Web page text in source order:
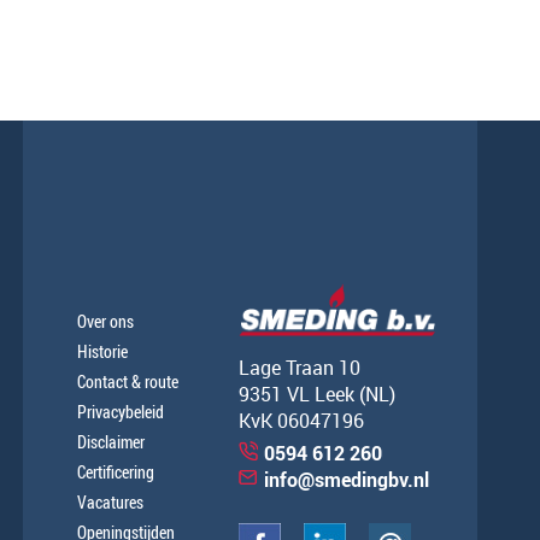
Over ons
Historie
Contact & route
Privacybeleid
Disclaimer
Certificering
Vacatures
Openingstijden
Lage Traan 10
9351 VL Leek (NL)
KvK 06047196
0594 612 260
info@smedingbv.nl